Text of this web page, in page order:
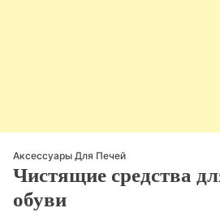
Аксессуары Для Печей
Чистящие средства
обуви